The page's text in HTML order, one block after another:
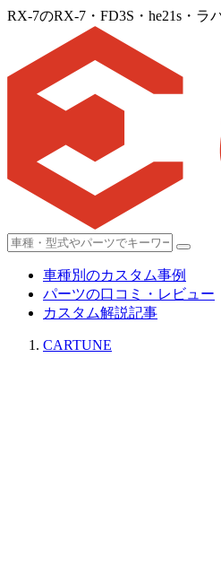
RX-7のRX-7・FD3S・he21s・ラ
車種別のカスタム事例
パーツの口コミ・レビュー
カスタム解説記事
CARTUNE